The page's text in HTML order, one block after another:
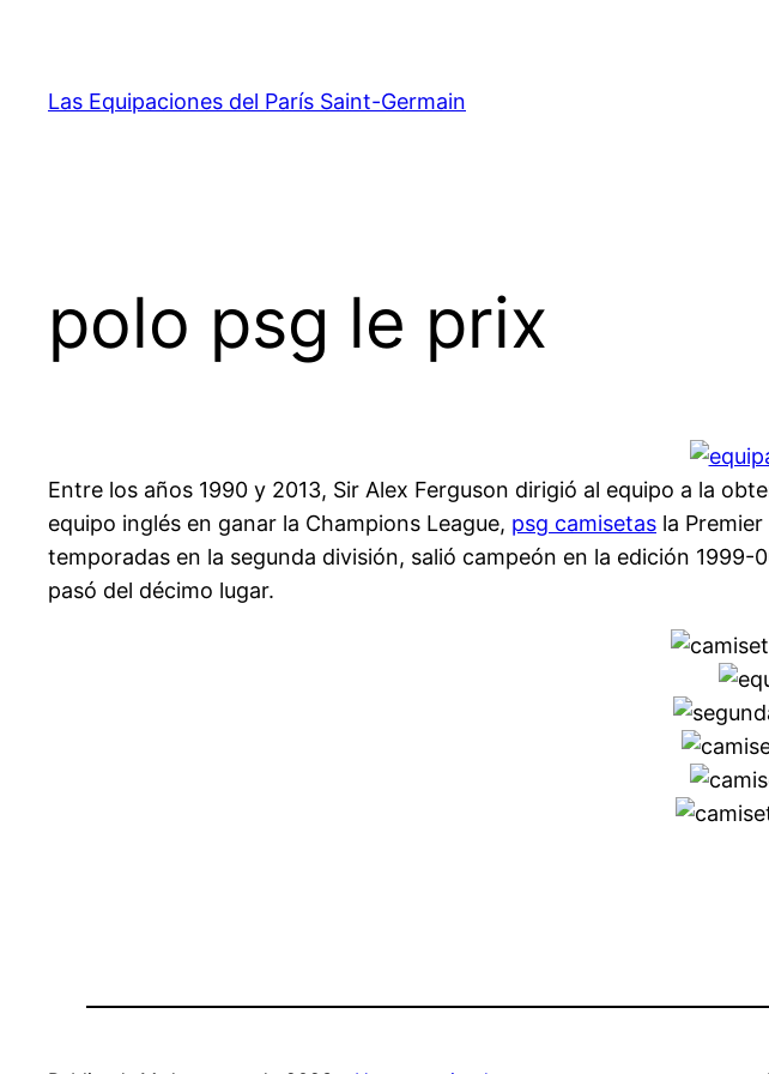
contenido
Las Equipaciones del París Saint-Germain
polo psg le prix
Entre los años 1990 y 2013, Sir Alex Ferguson dirigió al equipo a la
equipo inglés en ganar la Champions League, psg camisetas la
temporadas en la segunda división, salió campeón en la edición
pasó del décimo lugar.